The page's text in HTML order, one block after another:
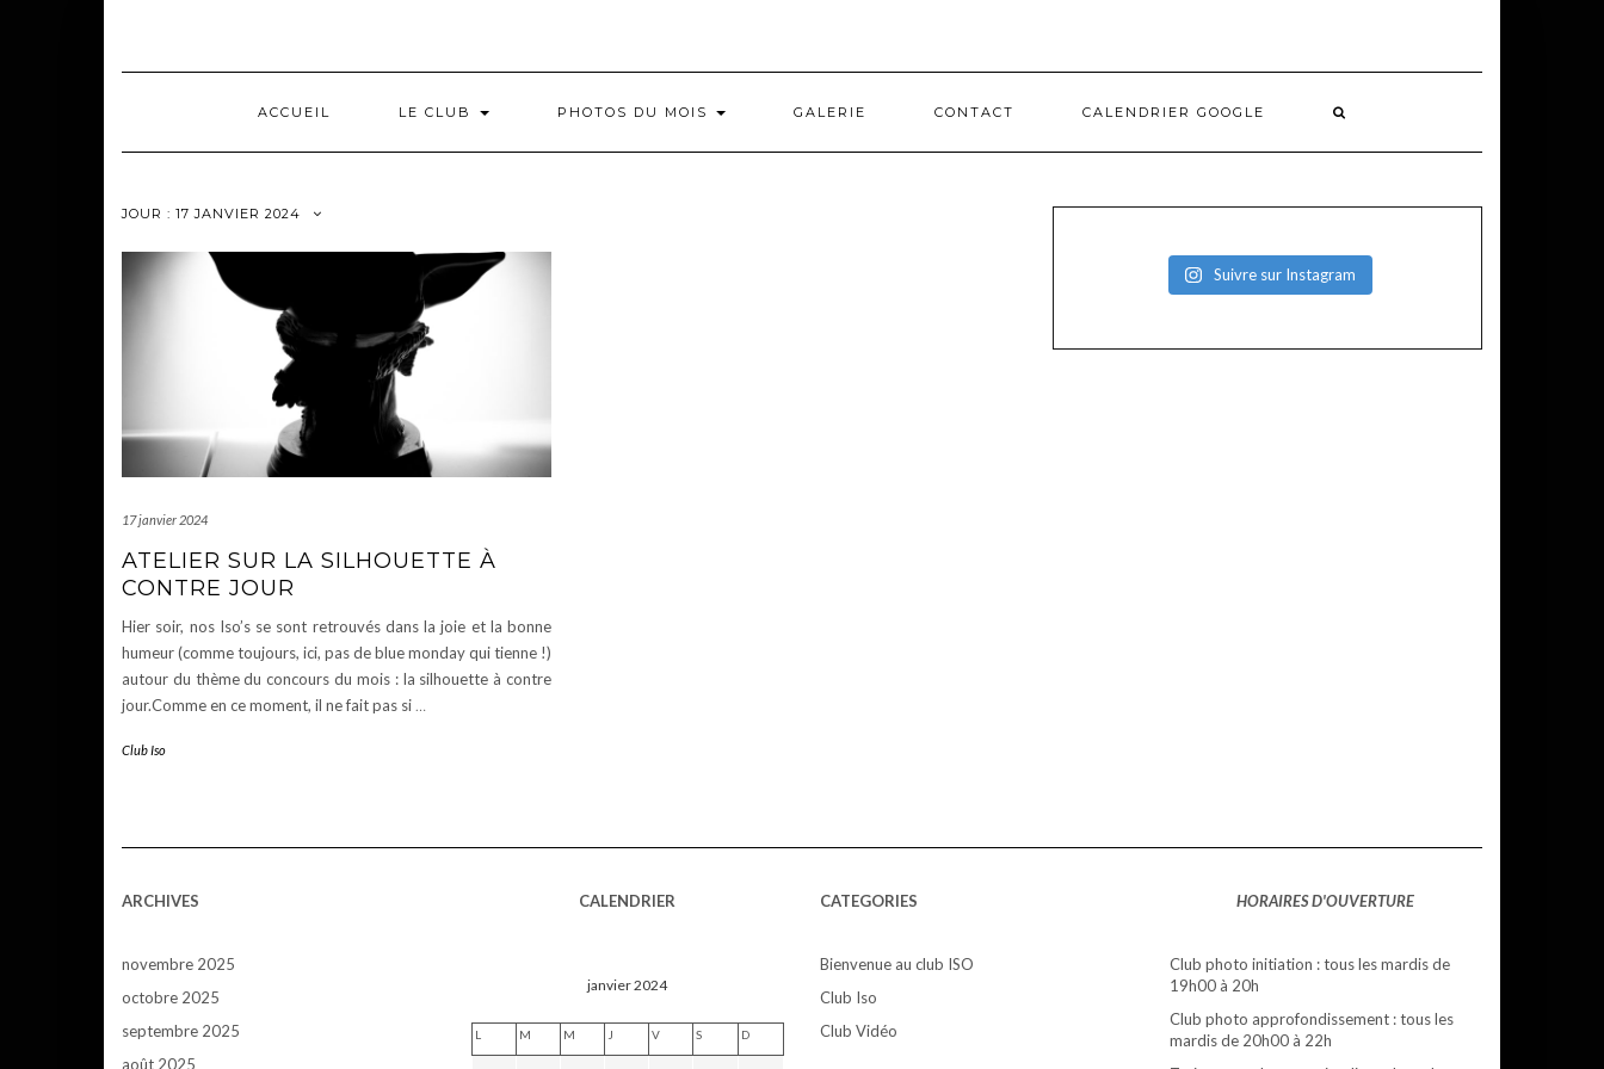
ACCUEIL LE CLUB PHOTOS DU MOIS GALERIE CONTACT CALENDRIER GOOGLE
JOUR : 17 JANVIER 2024
17 janvier 2024
ATELIER SUR LA SILHOUETTE À
CONTRE JOUR
Hier soir, nos Iso’s se sont retrouvés dans la joie et la bonne
humeur (comme toujours, ici, pas de blue monday qui tienne !)
autour du thème du concours du mois : la silhouette à contre
jour.Comme en ce moment, il ne fait pas si…
Club Iso
Suivre sur Instagram
ARCHIVES
novembre 2025
octobre 2025
septembre 2025
août 2025
CALENDRIER
janvier 2024
L M M J V S D
CATEGORIES
Bienvenue au club ISO
Club Iso
Club Vidéo
HORAIRES D'OUVERTURE
Club photo initiation : tous les mardis de
19h00 à 20h
Club photo approfondissement : tous les
mardis de 20h00 à 22h